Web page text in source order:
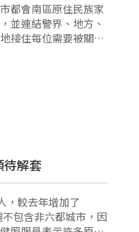
都會南區原住民族家
並連結警界、地方、
接住每位需要被關懷
待解套
，較去年增加了
包含非六都城市，因